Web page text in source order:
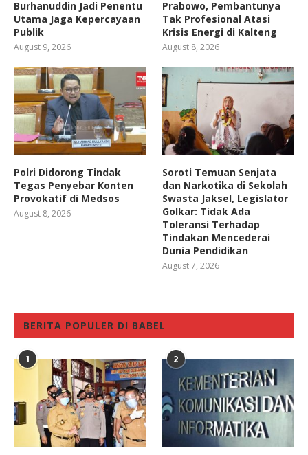
Burhanuddin Jadi Penentu
Utama Jaga Kepercayaan
Publik
August 9, 2026
Prabowo, Pembantunya
Tak Profesional Atasi
Krisis Energi di Kalteng
August 8, 2026
Polri Didorong Tindak
Tegas Penyebar Konten
Provokatif di Medsos
August 8, 2026
Soroti Temuan Senjata
dan Narkotika di Sekolah
Swasta Jaksel, Legislator
Golkar: Tidak Ada
Toleransi Terhadap
Tindakan Mencederai
Dunia Pendidikan
August 7, 2026
BERITA POPULER DI BABEL
1 2